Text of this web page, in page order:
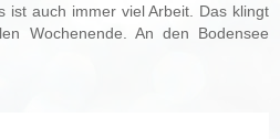
ist auch immer viel Arbeit. Das klingt
Wochenende. An den Bodensee